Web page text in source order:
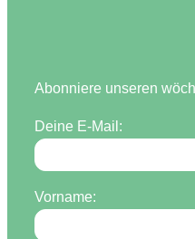
Abonniere unseren
Deine E-Mail:
Vorname: